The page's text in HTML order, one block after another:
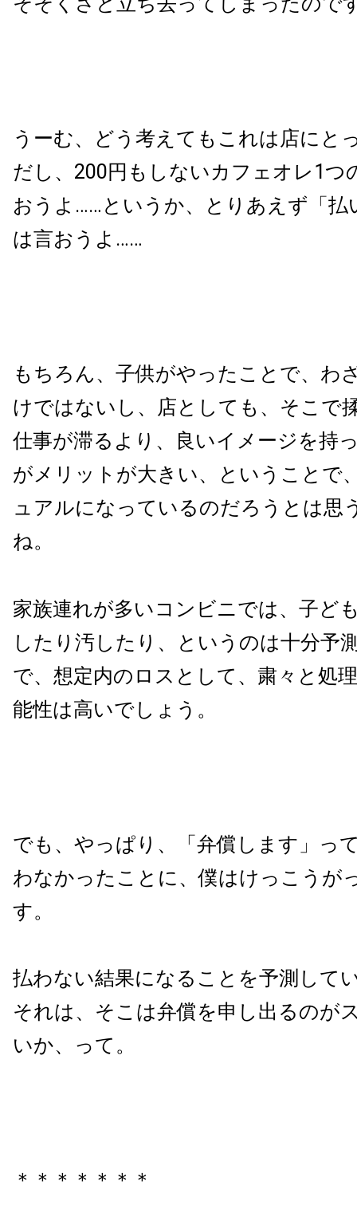
うーむ、どう考えてもこれは店にと
だし、 200円もしないカフェオレ 1 つ
おうよ……というか、とりあえず「払
は言おうよ……
もちろん、子供がやったことで、わ
けではないし、店としても、そこで
仕事が滞るより、良いイメージを持
がメリットが大きい、ということで
ュアルになっているのだろうとは思
ね。
家族連れが多いコンビニでは、子ど
したり汚したり、というのは十分予
で、想定内のロスとして、粛々と処
能性は高いでしょう。
でも、やっぱり、「弁償します」っ
わなかったことに、僕はけっこうが
す。
払わない結果になることを予測して
それは、そこは弁償を申し出るのが
いか、って。
＊＊＊＊＊＊＊